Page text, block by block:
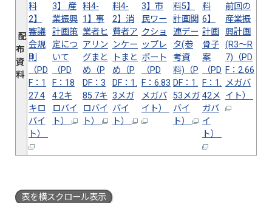
配
布
資
料
料
2】
審議
会規
則
（PD
F：1
27.4
キロ
バイ
ト）
3】 産
業振興
計画策
定につ
いて
（PD
F：18
4.2キ
ロバイ
ト）
料4-
1】事
業者ヒ
アリン
グまと
め（P
DF：3
85.7キ
ロバイ
ト）
料4-
2】消
費者ア
ンケー
トまと
め（P
DF：1.
3メガ
バイ
ト）
3】市
民ワー
クショ
ップレ
ポート
（PD
F：6.83
メガバ
イト）
料5】
計画関
連デー
タ(参
考資
料)（P
DF：1.
53メガ
バイ
ト）
料
6】
計画
骨子
案
（PD
F：1.
42メ
ガバ
イ
ト）
前回の
産業振
興計画
(R3～R
7)（PD
F：2.66
メガバ
イト）
表を横スクロール表示